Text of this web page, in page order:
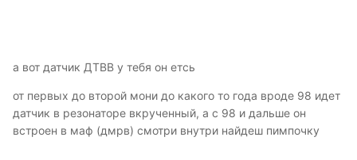
а вот датчик ДТВВ у тебя он етсь
от первых до второй мони до какого то года вроде 98 идет
датчик в резонаторе вкрученный, а с 98 и дальше он
встроен в маф (дмрв) смотри внутри найдеш пимпочку